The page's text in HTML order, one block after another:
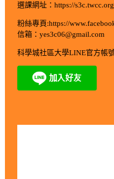
選課網址：https://
粉絲專頁:https://
信箱：yes3c06@gmail.com
科學城社區大學LINE官方帳